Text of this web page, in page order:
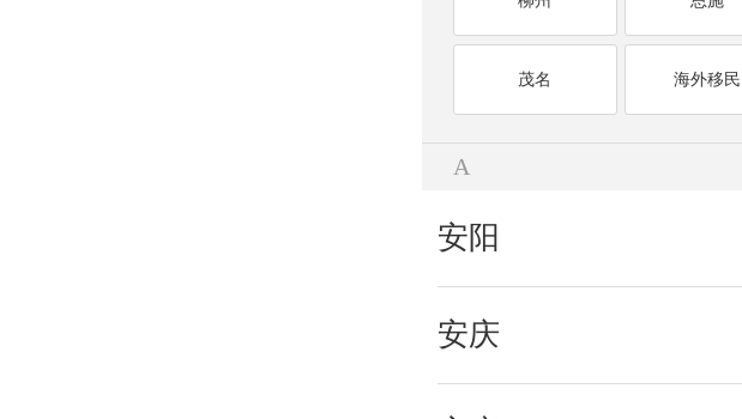
茂名 海外移民
A
安阳
安庆